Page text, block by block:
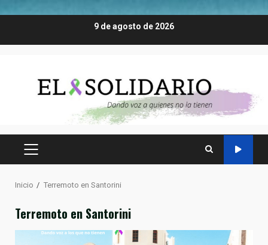
9 de agosto de 2026
MENÚ
Inicio Terremoto en Santorini
Terremoto en Santorini